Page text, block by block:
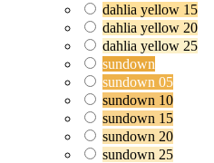
dahlia yellow 15
dahlia yellow 20
dahlia yellow 25
sundown
sundown 05
sundown 10
sundown 15
sundown 20
sundown 25